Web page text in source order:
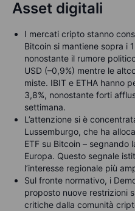
Asset digitali
I mercati cripto stanno
Bitcoin si mantiene sopra i
nonostante il rumore
USD (–0,9%) mentre le
miste. IBIT e ETHA hanno
3,8%, nonostante forti
settimana.
L’attenzione si è
Lussemburgo, che ha
ETF su Bitcoin – segnando
Europa. Questo segnale
l’interesse regionale più
Sul fronte normativo, i
proposto nuove restrizioni
critiche dalla comunità